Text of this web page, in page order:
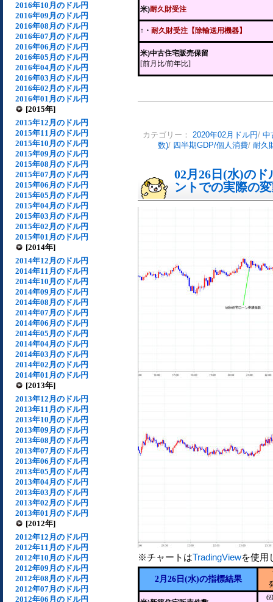
2016年10月のドル円
2016年09月のドル円
2016年08月のドル円
2016年07月のドル円
2016年06月のドル円
2016年05月のドル円
2016年04月のドル円
2016年03月のドル円
2016年02月のドル円
2016年01月のドル円
[2015年]
2015年12月のドル円
2015年11月のドル円
2015年10月のドル円
2015年09月のドル円
2015年08月のドル円
2015年07月のドル円
2015年06月のドル円
2015年05月のドル円
2015年04月のドル円
2015年03月のドル円
2015年02月のドル円
2015年01月のドル円
[2014年]
2014年12月のドル円
2014年11月のドル円
2014年10月のドル円
2014年09月のドル円
2014年08月のドル円
2014年07月のドル円
2014年06月のドル円
2014年05月のドル円
2014年04月のドル円
2014年03月のドル円
2014年02月のドル円
2014年01月のドル円
[2013年]
2013年12月のドル円
2013年11月のドル円
2013年10月のドル円
2013年09月のドル円
2013年08月のドル円
2013年07月のドル円
2013年06月のドル円
2013年05月のドル円
2013年04月のドル円
2013年03月のドル円
2013年02月のドル円
2013年01月のドル円
[2012年]
2012年12月のドル円
2012年11月のドル円
2012年10月のドル円
2012年09月のドル円
2012年08月のドル円
2012年07月のドル円
2012年06月のドル円
米)耐久財受注
↑・ 耐久財受注【除輸送用機器】
米)中古住宅販売保留
[前月比/前年比]
カテゴリー： 2020年02月ドル円/ 中
数)/ 四半期GDP/個人消費/ 耐久
02月26日(水)の
ントでの実際の
※チャートはTradingViewを使用
2月26日(水)の指標結果